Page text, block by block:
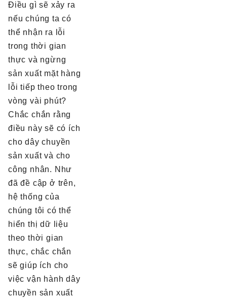
Điều gì sẽ xảy ra
nếu chúng ta có
thể nhận ra lỗi
trong thời gian
thực và ngừng
sản xuất mặt hàng
lỗi tiếp theo trong
vòng vài phút?
Chắc chắn rằng
điều này sẽ có ích
cho dây chuyền
sản xuất và cho
công nhân. Như
đã đề cập ở trên,
hệ thống của
chúng tôi có thể
hiển thị dữ liệu
theo thời gian
thực, chắc chắn
sẽ giúp ích cho
việc vận hành dây
chuyền sản xuất